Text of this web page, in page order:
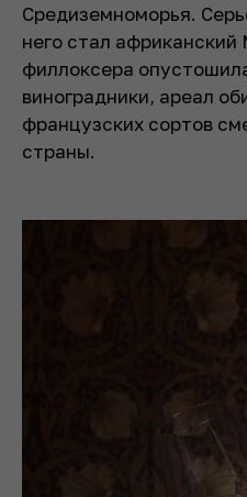
Средиземноморья.
него стал африканский
филлоксера
виноградники, ареал
французских сортов
страны.